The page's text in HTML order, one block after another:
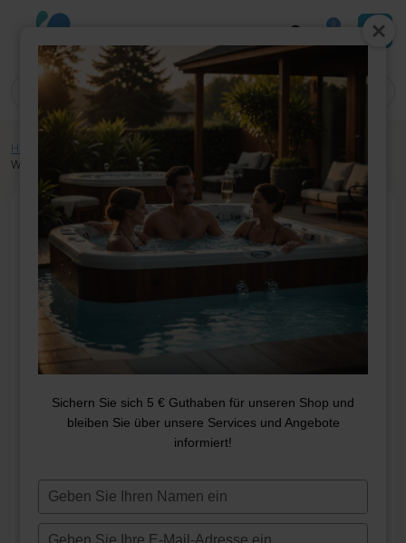
0
Home Whirlpool-Teile Grundkupplungen
Winkelstück
1,5 ZOLL 45 WINKELSTÜCK
7,65€
Auf Lager
Sichern Sie sich 5 € Guthaben für unseren Shop und
bleiben Sie über unsere Services und Angebote
informiert!
Typ
naam
Typ